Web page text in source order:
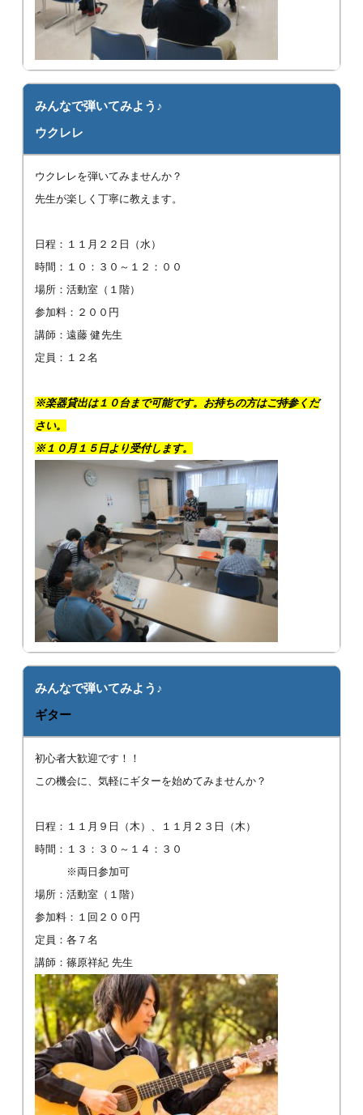
みんなで弾いてみよう♪
ウクレレ
ウクレレを弾いてみませんか？
先生が楽しく丁寧に教えます。
日程：１１月２２日（水）
時間：１０：３０～１２：００
場所：活動室（１階）
参加料：２００円
講師：遠藤 健先生
定員：１２名
※楽器貸出は１０台まで可能です。お持ちの方はご持参くだ
さい。
※１０月１５日より受付します。
みんなで弾いてみよう♪
ギター
初心者大歓迎です！！
この機会に、気軽にギターを始めてみませんか？
日程：１１月９日（木）、１１月２３日（木）
時間：１３：３０～１４：３０
※両日参加可
場所：活動室（１階）
参加料：１回２００円
定員：各７名
講師：篠原祥紀 先生